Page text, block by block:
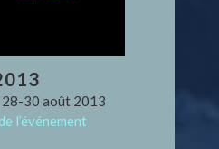
28-30 août 2013
l’événement